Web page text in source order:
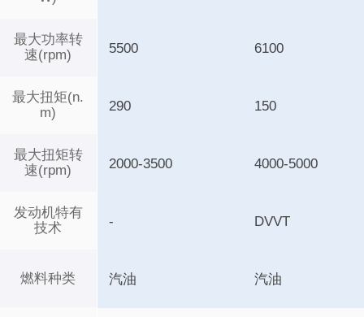
最大功率转
速(rpm)
最大扭矩(n.
m)
最大扭矩转
速(rpm)
发动机特有
技术
燃料种类
5500 6100
290 150
2000-3500 4000-5000
- DVVT
汽油 汽油